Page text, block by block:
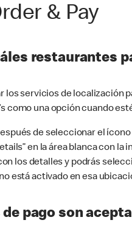
& Pay
restaurantes
los servicios de localización
como una opción cuando
de seleccionar el
en la área blanca con
los detalles y podrás
está activado en esa
pago son